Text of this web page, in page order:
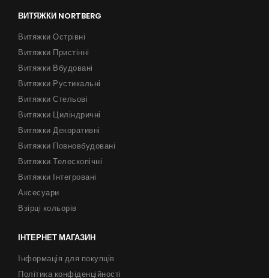
ВИТЯЖКИ NORTBERG
Витяжки Острівні
Витяжки Пристінні
Витяжки Вбудовані
Витяжки Рустикальні
Витяжки Стельові
Витяжки Циліндричні
Витяжки Декоративні
Витяжки Повновбудовані
Витяжки Телескопічні
Витяжки Інтегровані
Аксесуари
Взірці кольорів
ІНТЕРНЕТ МАГАЗИН
Інформація для покупців
Політика конфіденційності